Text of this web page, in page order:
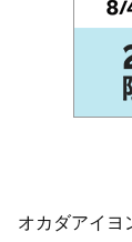
オカダアイヨ